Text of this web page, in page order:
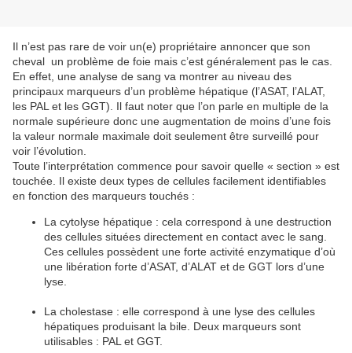
Il n’est pas rare de voir un(e) propriétaire annoncer que son
cheval un problème de foie mais c’est généralement pas le cas.
En effet, une analyse de sang va montrer au niveau des
principaux marqueurs d’un problème hépatique (l’ASAT, l’ALAT,
les PAL et les GGT). Il faut noter que l’on parle en multiple de la
normale supérieure donc une augmentation de moins d’une fois
la valeur normale maximale doit seulement être surveillé pour
voir l’évolution.
Toute l’interprétation commence pour savoir quelle « section » est
touchée. Il existe deux types de cellules facilement identifiables
en fonction des marqueurs touchés :
La cytolyse hépatique : cela correspond à une destruction
des cellules situées directement en contact avec le sang.
Ces cellules possèdent une forte activité enzymatique d’où
une libération forte d’ASAT, d’ALAT et de GGT lors d’une
lyse.
La cholestase : elle correspond à une lyse des cellules
hépatiques produisant la bile. Deux marqueurs sont
utilisables : PAL et GGT.